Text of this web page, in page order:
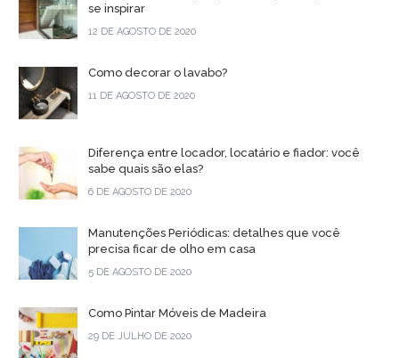
se inspirar
12 DE AGOSTO DE 2020
Como decorar o lavabo?
11 DE AGOSTO DE 2020
Diferença entre locador, locatário e fiador: você
sabe quais são elas?
6 DE AGOSTO DE 2020
Manutenções Periódicas: detalhes que você
precisa ficar de olho em casa
5 DE AGOSTO DE 2020
Como Pintar Móveis de Madeira
29 DE JULHO DE 2020